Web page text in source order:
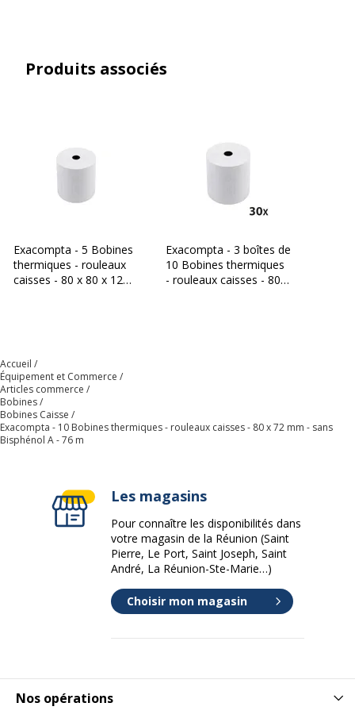
Produits associés
Exacompta - 5 Bobines
thermiques - rouleaux
caisses - 80 x 80 x 12
Exacompta - 3 boîtes de
10 Bobines thermiques
- rouleaux caisses - 80 x
Accueil
Équipement et Commerce
Articles commerce
Bobines
Bobines Caisse
Exacompta - 10 Bobines thermiques - rouleaux caisses - 80 x 72 mm - sans
Bisphénol A - 76 m
Nos opérations
Les magasins
Pour connaître les disponibilités dans
votre magasin de la Réunion (Saint
Pierre, Le Port, Saint Joseph, Saint
André, La Réunion-Ste-Marie…)
Choisir mon magasin